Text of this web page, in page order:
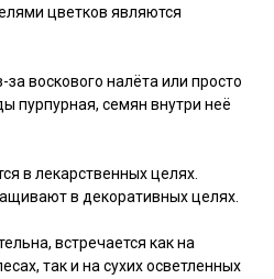
цветков являются
воскового налёта или просто
пурпурная, семян внутри неё
в лекарственных целях.
в декоративных целях.
встречается как на
так и на сухих осветленных